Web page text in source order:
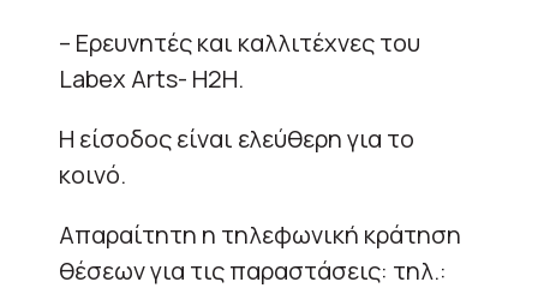
– Ερευνητές και καλλιτέχνες του
Labex Arts- H2H.
Η είσοδος είναι ελεύθερη για το
κοινό.
Απαραίτητη η τηλεφωνική κράτηση
θέσεων για τις παραστάσεις: τηλ.: